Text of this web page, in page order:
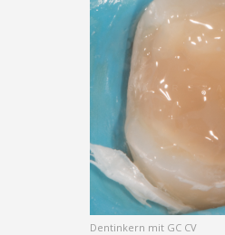
Dentinkern mit GC CV